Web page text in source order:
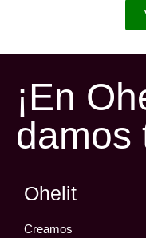
Ohelit
Creamos
¡En
damos